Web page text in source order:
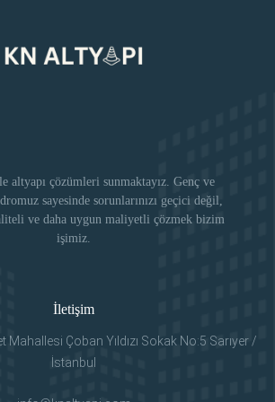
altyapı çözümleri sunmaktayız. Genç ve
sayesinde sorunlarınızı geçici değil,
ve daha uygun maliyetli çözmek bizim
işimiz.
İletişim
Mahallesi Çoban Yıldızı Sokak No:5 Sarıyer /
İstanbul